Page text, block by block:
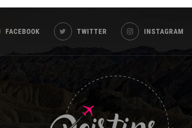
FACEBOOK TWITTER INSTAGRAM